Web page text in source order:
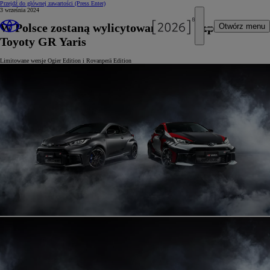
Przejdź do głównej zawartości (Press Enter)
Otwórz menu
3 września 2024
W Polsce zostaną wylicytowane 3 egzemplarze
Toyoty GR Yaris
Limitowane wersje Ogier Edition i Rovanperä Edition